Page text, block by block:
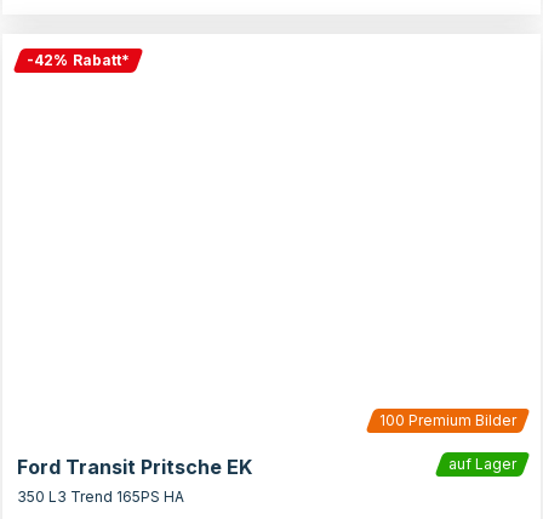
-42% Rabatt*
100 Premium Bilder
Ford Transit Pritsche EK
auf Lager
350 L3 Trend 165PS HA